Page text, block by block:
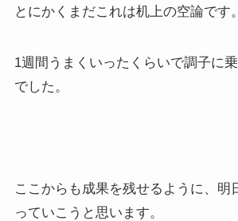
とにかくまだこれは机上の空論です。
1週間うまくいったくらいで調子に
でした。
ここからも成果を残せるように、明
っていこうと思います。